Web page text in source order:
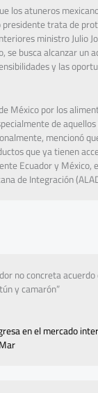
los atuneros
trata de
ministro Julio
se busca alcanzar un
y las
México por los
de
mencionó
que ya tienen
Ecuador y México,
de Integración
no concreta
y camarón”
en el mercado